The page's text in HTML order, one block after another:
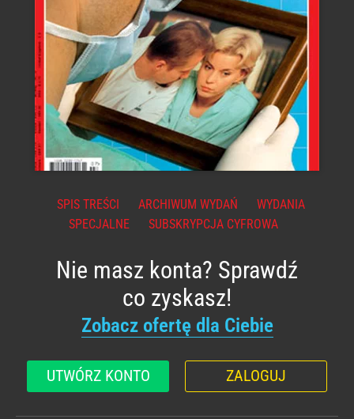
SPIS TREŚCI ARCHIWUM WYDAŃ
WYDANIA
SPECJALNE
SUBSKRYPCJA CYFROWA
Nie masz konta? Sprawdź
co zyskasz!
Zobacz ofertę dla Ciebie
UTWÓRZ KONTO ZALOGUJ